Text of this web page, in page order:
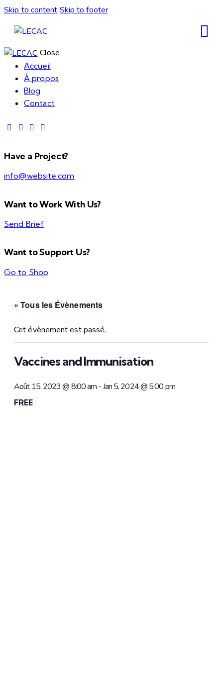
Skip to content Skip to footer
Close
Accueil
À propos
Blog
Contact
Have a Project?
info@website.com
Want to Work With Us?
Send Brief
Want to Support Us?
Go to Shop
« Tous les Évènements
Cet évènement est passé.
Vaccines and Immunisation
Août 15, 2023 @ 8:00 am-Jan 5, 2024 @ 5:00 pm
FREE